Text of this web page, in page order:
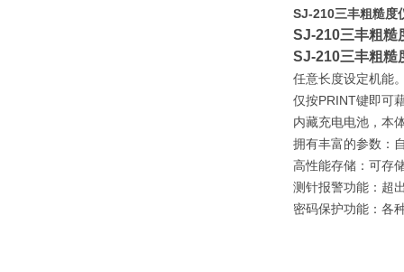
SJ-210三丰粗糙度
SJ-210三丰粗糙
SJ-210三丰粗糙
任意长度设定机能
仅按PRINT键即可
内藏充电电池，本
拥有丰富的参数：
高性能存储：可存
测针报警功能：超
密码保护功能：各